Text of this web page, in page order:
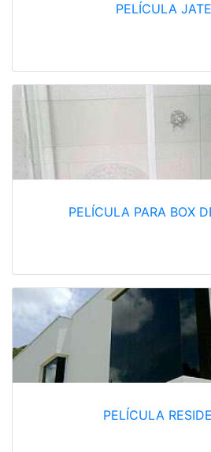
PELÍCULA
PELÍCULA PARA BOX
PELÍCULA